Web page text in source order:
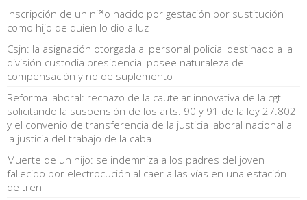
Inscripción de un niño nacido por gestación por sustitución
como hijo de quien lo dio a luz
Csjn: la asignación otorgada al personal policial destinado a la
división custodia presidencial posee naturaleza de
compensación y no de suplemento
Reforma laboral: rechazo de la cautelar innovativa de la cgt
solicitando la suspensión de los arts. 90 y 91 de la ley 27.802
y el convenio de transferencia de la justicia laboral nacional a
la justicia del trabajo de la caba
Muerte de un hijo: se indemniza a los padres del joven
fallecido por electrocución al caer a las vías en una estación
de tren